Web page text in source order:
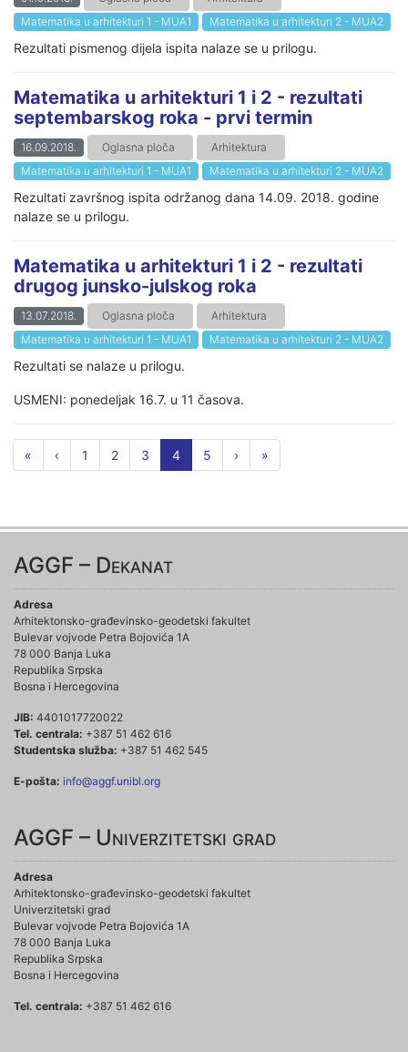
Matematika u arhitekturi 1 - MUA1
Matematika u arhitekturi 2 - MUA2
Rezultati pismenog dijela ispita nalaze se u prilogu.
Matematika u arhitekturi 1 i 2 - rezultati
septembarskog roka - prvi termin
16.09.2018. Oglasna ploča
Arhitektura
Matematika u arhitekturi 1 - MUA1
Matematika u arhitekturi 2 - MUA2
Rezultati završnog ispita održanog dana 14.09. 2018. godine
nalaze se u prilogu.
Matematika u arhitekturi 1 i 2 - rezultati
drugog junsko-julskog roka
13.07.2018. Oglasna ploča
Arhitektura
Matematika u arhitekturi 1 - MUA1
Matematika u arhitekturi 2 - MUA2
Rezultati se nalaze u prilogu.
USMENI: ponedeljak 16.7. u 11 časova.
« ‹ 1 2 3 4 5 › »
AGGF – Dekanat
Adresa
Arhitektonsko-građevinsko-geodetski fakultet
Bulevar vojvode Petra Bojovića 1A
78 000 Banja Luka
Republika Srpska
Bosna i Hercegovina
JIB: 4401017720022
Tel. centrala: +387 51 462 616
Studentska služba: +387 51 462 545
E-pošta: info@aggf.unibl.org
AGGF – Univerzitetski grad
Adresa
Arhitektonsko-građevinsko-geodetski fakultet
Univerzitetski grad
Bulevar vojvode Petra Bojovića 1A
78 000 Banja Luka
Republika Srpska
Bosna i Hercegovina
Tel. centrala: +387 51 462 616